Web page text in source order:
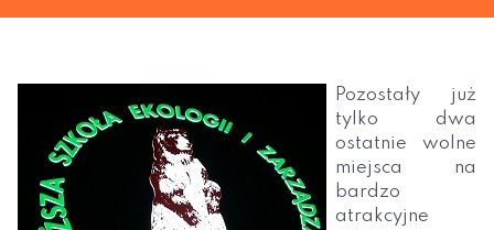
Pozostały już
tylko dwa
ostatnie wolne
miejsca na
bardzo
atrakcyjne